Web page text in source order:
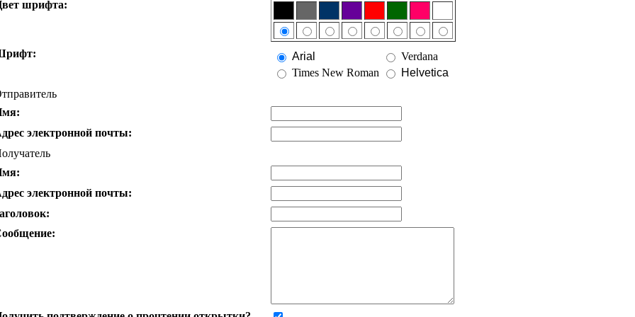
шрифта:
Arial
Verdana
Times New Roman
Helvetica
электронной почты:
электронной почты: